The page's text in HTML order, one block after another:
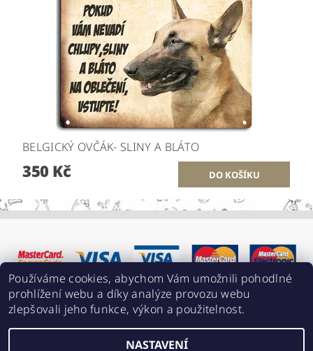
BELGICKÝ OVČÁK- SLINY A BLÁTO
350 Kč
Používáme cookies, abychom Vám umožnili pohodlné
prohlížení webu a díky analýze provozu webu
zlepšovali jeho funkce, výkon a použitelnost.
NASTAVENÍ